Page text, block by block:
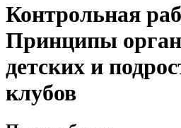
Контрольная
Принципы
детских и
клубов